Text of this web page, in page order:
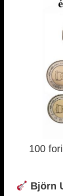
100
Björn